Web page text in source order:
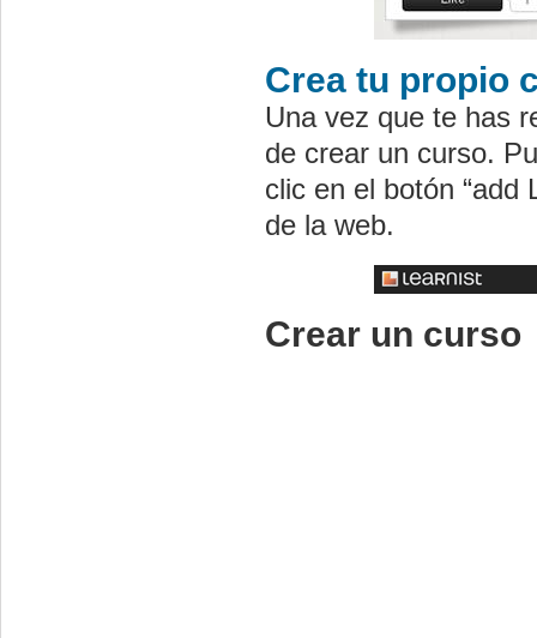
Crea tu propio
Una vez que te has
de crear un curso.
clic en el botón “add
de la web.
Crear un curso